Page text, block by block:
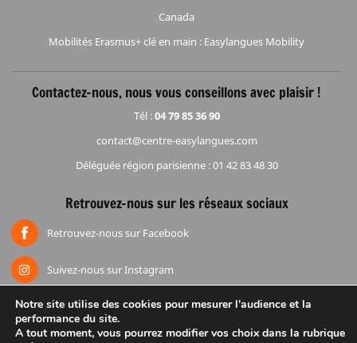
Canada
Mobilités Erasmus+ clé en main : Easylangues Mobility
Contactez-nous, nous vous conseillons avec plaisir !
Tél :04 79 85 36 90
contact@centre-easylangues.com
Déléguée région parisienne : 01 42 83 48 30
Retrouvez-nous sur les réseaux sociaux
Retrouvez-nous sur Facebook
Suivez-nous sur Instagram
Accueil Mentions légales Espace réduction
Groupes
Notre site utilise des cookies pour mesurer l'audience et la
performance du site.
A tout moment, vous pourrez modifier vos choix dans la rubrique